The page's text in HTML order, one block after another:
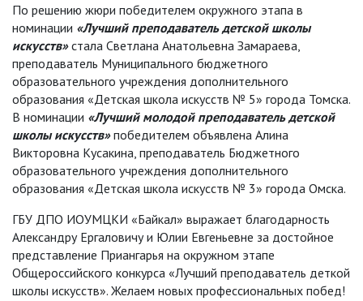
По решению жюри победителем окружного этапа в
номинации «Лучший преподаватель детской школы
искусств»стала Светлана Анатольевна Замараева,
преподаватель Муниципального бюджетного
образовательного учреждения дополнительного
образования «Детская школа искусств № 5» города Томска.
В номинации «Лучший молодой преподаватель детской
школы искусств» победителем объявлена Алина
Викторовна Кусакина, преподаватель Бюджетного
образовательного учреждения дополнительного
образования «Детская школа искусств № 3» города Омска.
ГБУ ДПО ИОУМЦКИ «Байкал» выражает благодарность
Александру Ергаловичу и Юлии Евгеньевне за достойное
представление Приангарья на окружном этапе
Общероссийского конкурса «Лучший преподаватель деткой
школы искусств». Желаем новых профессиональных побед!